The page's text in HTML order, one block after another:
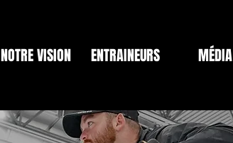
NOTRE VISION ENTRAINEURS MÉDIA